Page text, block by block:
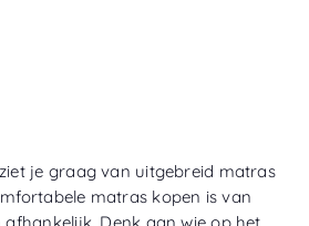
je graag van uitgebreid matras
matras kopen is van